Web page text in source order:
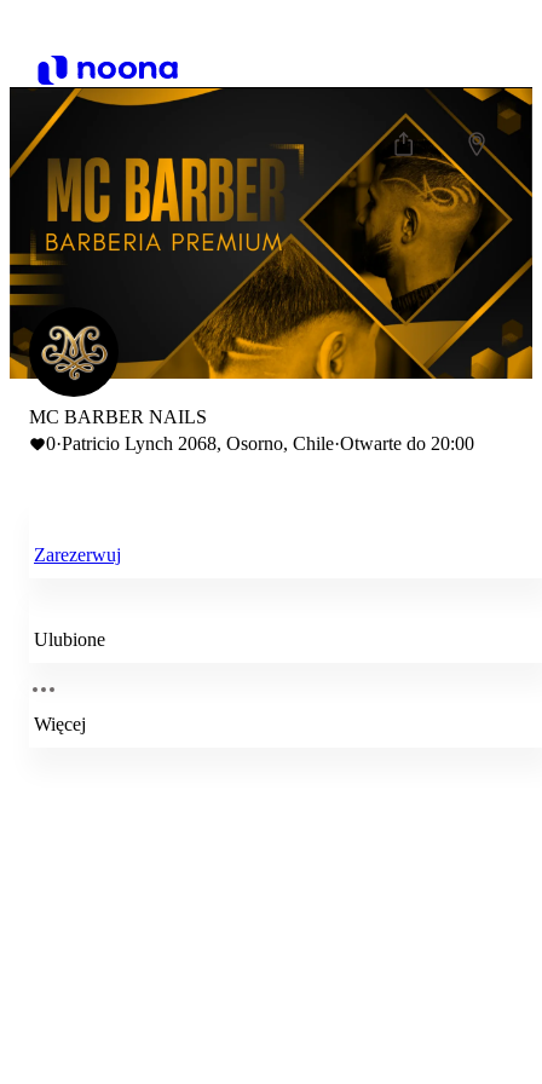
MC BARBER NAILS
0·Patricio Lynch 2068, Osorno, Chile·Otwarte do 20:00
Zarezerwuj
Ulubione
Więcej